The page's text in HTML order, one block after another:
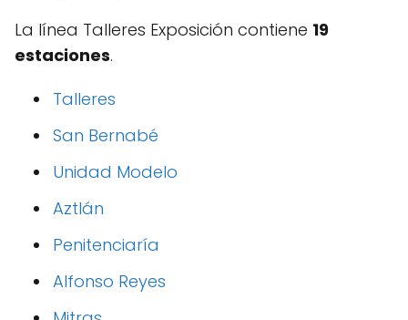
La línea Talleres Exposición contiene 19
estaciones.
Talleres
San Bernabé
Unidad Modelo
Aztlán
Penitenciaría
Alfonso Reyes